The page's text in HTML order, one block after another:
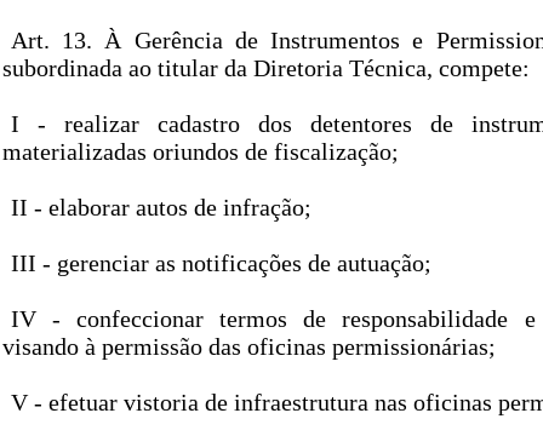
Art. 13. À Gerência de Instrumentos e
subordinada ao titular da Diretoria Técnica, compete:
I - realizar cadastro dos detentores de
materializadas oriundos de fiscalização;
II - elaborar autos de infração;
III - gerenciar as notificações de autuação;
IV - confeccionar termos de responsabilidade e
visando à permissão das oficinas permissionárias;
V - efetuar vistoria de infraestrutura nas oficinas